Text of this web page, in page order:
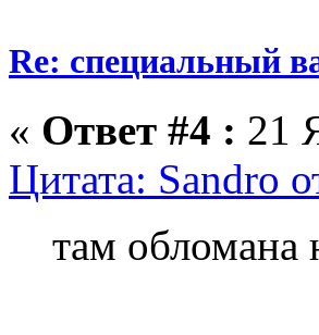
Re: специальный
« Ответ #4 : 21
Цитата: Sandro
там обломана